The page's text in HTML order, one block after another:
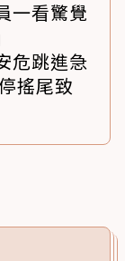
一看驚覺
危跳進急
搖尾致